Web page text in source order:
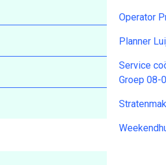
Operator
Planner
Service
Groep 08-